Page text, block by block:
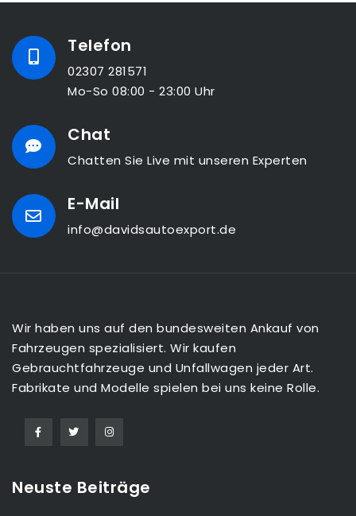
Telefon
02307 281571
Mo-So 08:00 - 23:00 Uhr
Chat
Chatten Sie Live mit unseren Experten
E-Mail
info@davidsautoexport.de
Wir haben uns auf den bundesweiten Ankauf von
Fahrzeugen spezialisiert. Wir kaufen
Gebrauchtfahrzeuge und Unfallwagen jeder Art.
Fabrikate und Modelle spielen bei uns keine Rolle.
Neuste Beiträge